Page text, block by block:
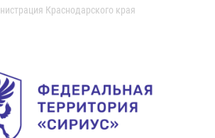
Краснодарского края